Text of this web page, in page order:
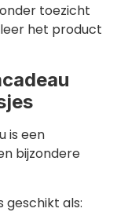
toezicht
het product
is een
bijzondere
geschikt als: